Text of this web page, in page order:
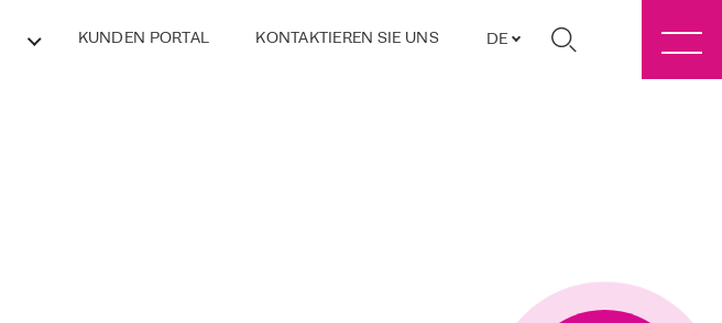
KUNDEN PORTAL KONTAKTIEREN SIE UNS DE